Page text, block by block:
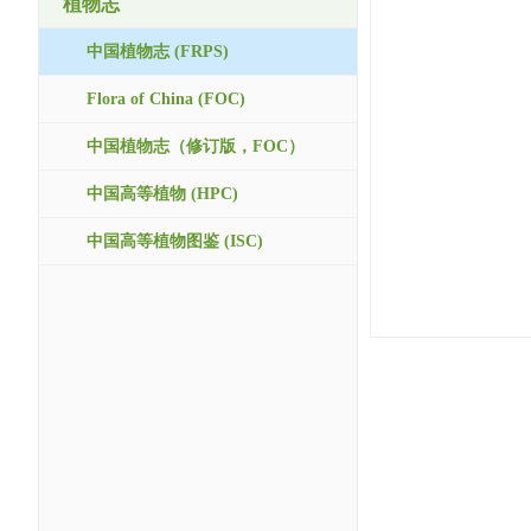
植物志
中国植物志 (FRPS)
Flora of China (FOC)
中国植物志（修订版，FOC）
中国高等植物 (HPC)
中国高等植物图鉴 (ISC)